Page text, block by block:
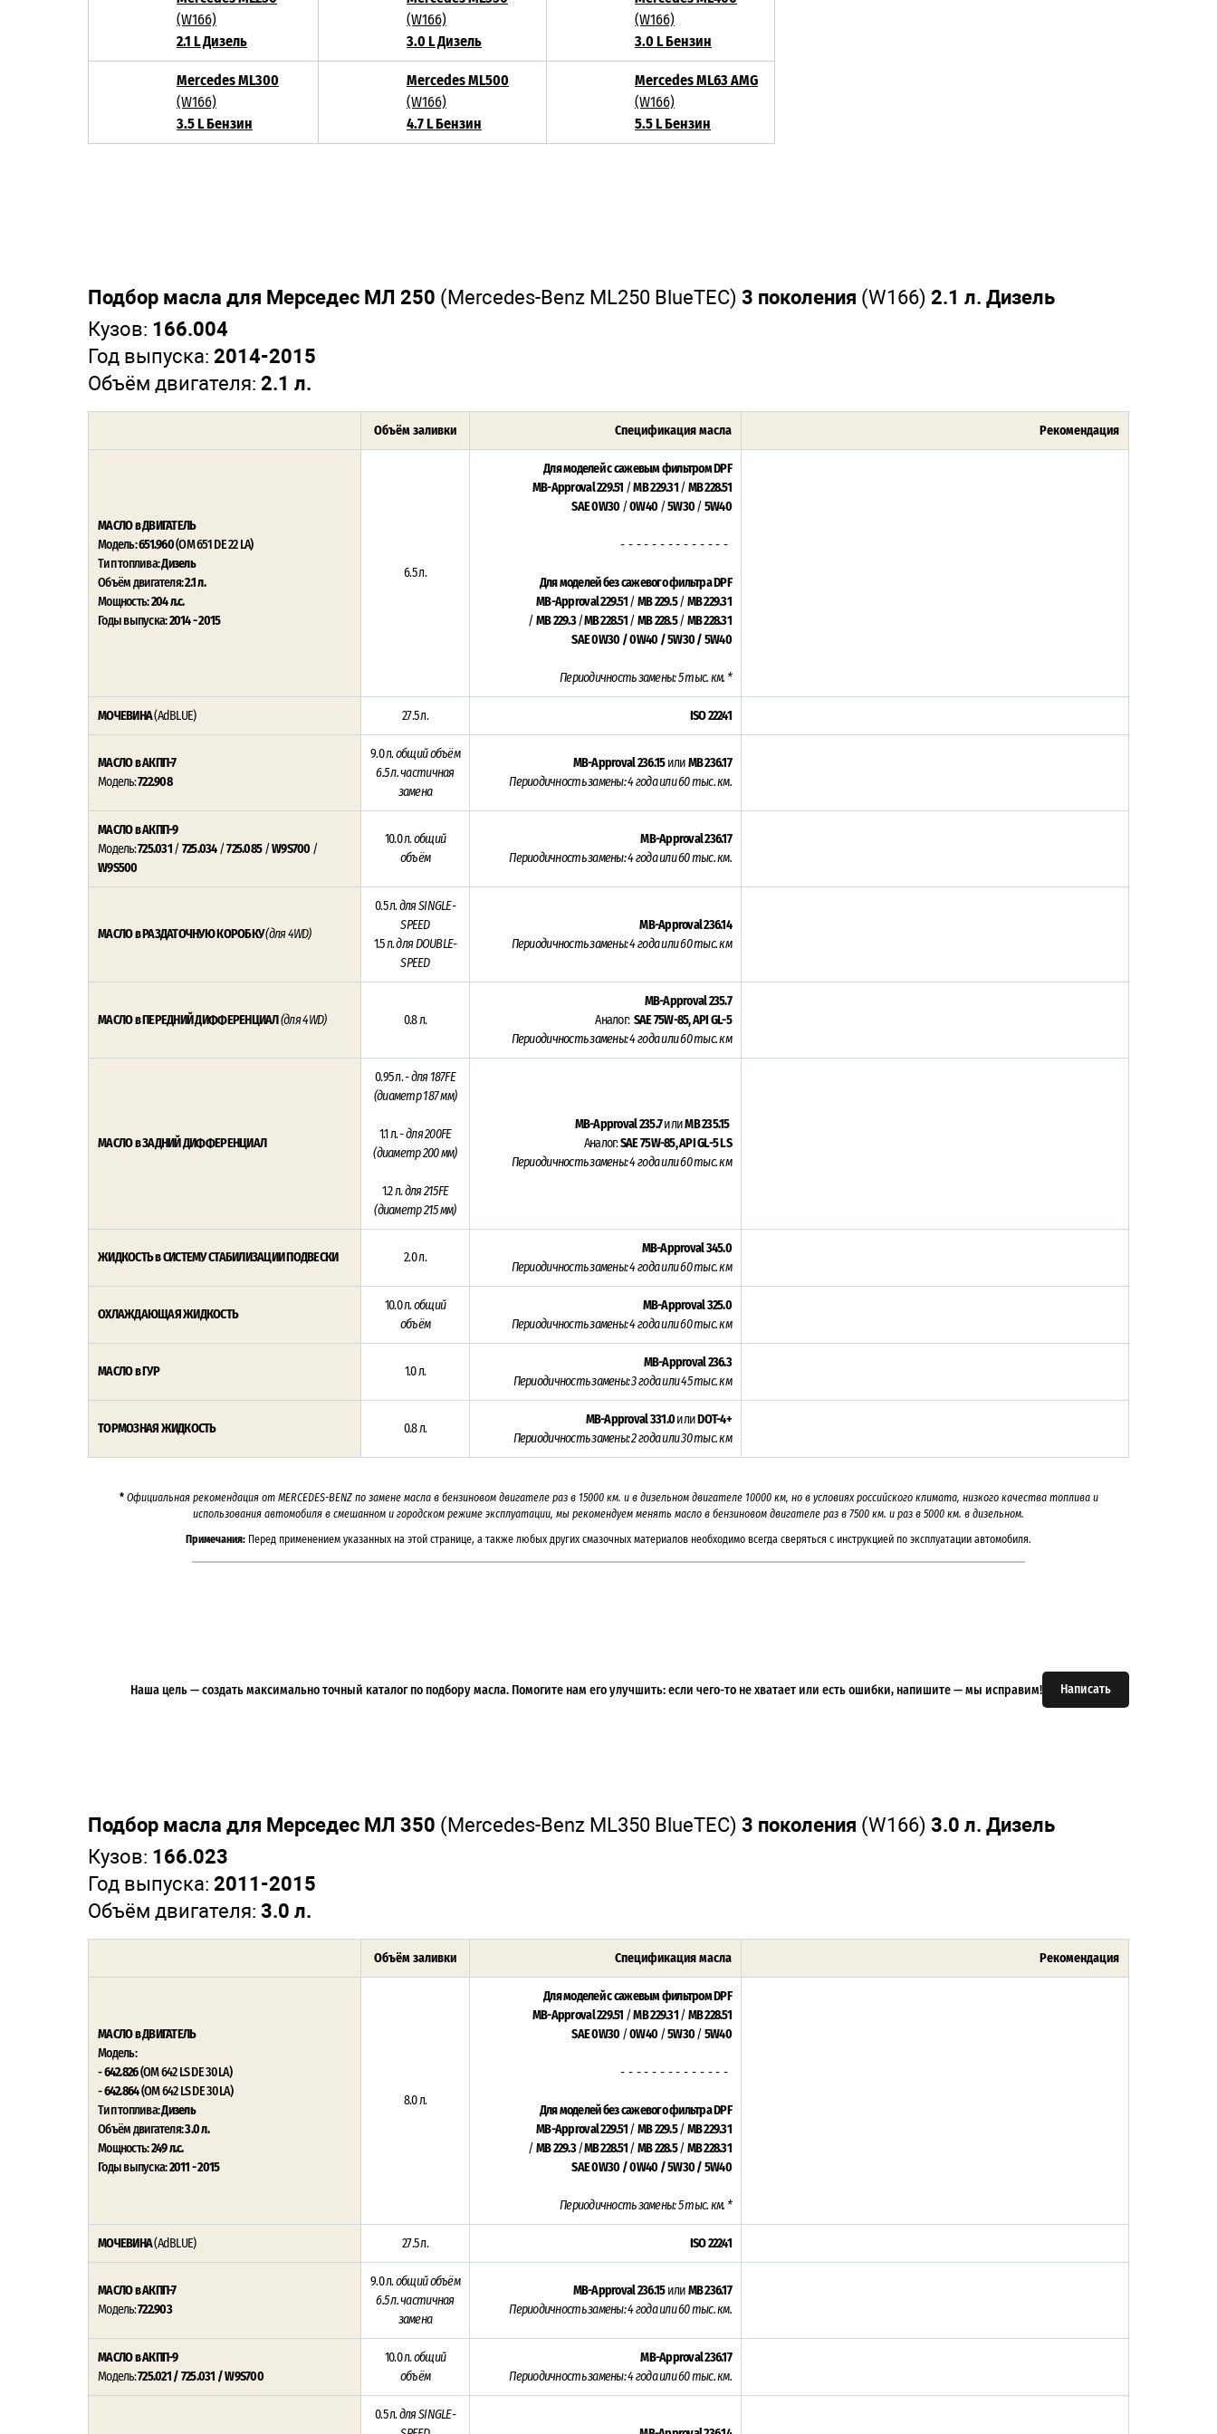
(W166)
2.1 L Дизель
(W166)
3.0 L Дизель
(W166)
3.0 L Бензин
Mercedes ML300
(W166)
3.5 L Бензин
Mercedes ML500
(W166)
4.7 L Бензин
Mercedes ML63 AMG
(W166)
5.5 L Бензин
Подбор масла для Мерседес МЛ 250 (Mercedes-Benz ML250 BlueTEC) 3 поколения (W166) 2.1 л. Дизель
Кузов: 166.004
Год выпуска: 2014-2015
Объём двигателя: 2.1 л.
Объём заливки Спецификация масла Рекомендация
МАСЛО в ДВИГАТЕЛЬ
Модель:651.960(OM 651 DE 22 LA)
Тип топлива:Дизель
Объём двигателя:2.1 л.
Мощность:204 л.с.
Годы выпуска:2014 - 2015
6.5 л.
Для моделей с сажевым фильтром DPF
MB-Approval 229.51 /MB 229.31/MB 228.51
SAE 0W30 /0W40 /5W30/5W40
- - - - - - - - - - - - - -
Для моделей без сажевого фильтра DPF
MB-Approval 229.51/MB 229.5/MB 229.31
/MB 229.3/MB 228.51/MB 228.5/MB 228.31
SAE 0W30 / 0W40 / 5W30 / 5W40
Периодичность замены:5 тыс. км. *
МОЧЕВИНА(AdBLUE) 27.5 л. ISO 22241
МАСЛО в АКПП-7
Модель:722.908
9.0 л.общий объём
6.5 л. частичная
замена
MB-Approval 236.15илиMB 236.17
Периодичность замены: 4 года или 60 тыс. км.
МАСЛО в АКПП-9
Модель:725.031/725.034/725.085/W9S700 /
W9S500
10.0 л.общий
объём
MB-Approval 236.17
Периодичность замены: 4 года или 60 тыс. км.
МАСЛО в РАЗДАТОЧНУЮ КОРОБКУ(для 4WD)
0.5 л.для SINGLE-
SPEED
1.5 л.для DOUBLE-
SPEED
MB-Approval 236.14
Периодичность замены: 4 года или 60 тыс. км
МАСЛО в ПЕРЕДНИЙ ДИФФЕРЕНЦИАЛ(для 4WD) 0.8 л.
MB-Approval235.7
Аналог: SAE 75W-85, API GL-5
Периодичность замены: 4 года или 60 тыс. км
МАСЛО в ЗАДНИЙ ДИФФЕРЕНЦИАЛ
0.95 л.- для 187FE
(диаметр 187 мм)
1.1 л.- для 200FE
(диаметр 200 мм)
1.2 л.для 215FE
(диаметр 215 мм)
MB-Approval 235.7илиMB 235.15
Аналог:SAE 75W-85, API GL-5 LS
Периодичность замены: 4 года или 60 тыс. км
ЖИДКОСТЬ в СИСТЕМУ СТАБИЛИЗАЦИИ ПОДВЕСКИ 2.0 л.
MB-Approval 345.0
Периодичность замены: 4 года или 60 тыс. км
ОХЛАЖДАЮЩАЯ ЖИДКОСТЬ
10.0 л.общий
объём
MB-Approval 325.0
Периодичность замены: 4 года или 60 тыс. км
МАСЛО в ГУР 1.0 л.
MB-Approval 236.3
Периодичность замены: 3 года или 45 тыс. км
ТОРМОЗНАЯ ЖИДКОСТЬ 0.8 л.
MB-Approval 331.0илиDOT-4+
Периодичность замены: 2 года или 30 тыс. км
* Официальная рекомендация от MERCEDES-BENZ по замене масла в бензиновом двигателе раз в 15000 км. и в дизельном двигателе 10000 км, но в условиях российского климата, низкого качества топлива и
использования автомобиля в смешанном и городском режиме эксплуатации, мы рекомендуем менять масло в бензиновом двигателе раз в 7500 км. и раз в 5000 км. в дизельном.
Примечания: Перед применением указанных на этой странице, а также любых других смазочных материалов необходимо всегда сверяться с инструкцией по эксплуатации автомобиля.
Написать
Наша цель — создать максимально точный каталог по подбору масла. Помогите нам его улучшить: если чего-то не хватает или есть ошибки, напишите — мы исправим!
Подбор масла для Мерседес МЛ 350 (Mercedes-Benz ML350 BlueTEC) 3 поколения (W166) 3.0 л. Дизель
Кузов: 166.023
Год выпуска: 2011-2015
Объём двигателя: 3.0 л.
Объём заливки Спецификация масла Рекомендация
МАСЛО в ДВИГАТЕЛЬ
Модель:
-642.826(OM 642 LS DE 30 LA)
-642.864(OM 642 LS DE 30 LA)
Тип топлива:Дизель
Объём двигателя:3.0 л.
Мощность:249 л.с.
Годы выпуска:2011 - 2015
8.0 л.
Для моделей с сажевым фильтром DPF
MB-Approval 229.51 /MB 229.31/MB 228.51
SAE 0W30 /0W40 /5W30/5W40
- - - - - - - - - - - - - -
Для моделей без сажевого фильтра DPF
MB-Approval 229.51/MB 229.5/MB 229.31
/MB 229.3/MB 228.51/MB 228.5/MB 228.31
SAE 0W30 / 0W40 / 5W30 / 5W40
Периодичность замены:5 тыс. км. *
МОЧЕВИНА(AdBLUE) 27.5 л. ISO 22241
МАСЛО в АКПП-7
Модель:722.903
9.0 л.общий объём
6.5 л. частичная
замена
MB-Approval 236.15илиMB 236.17
Периодичность замены: 4 года или 60 тыс. км.
МАСЛО в АКПП-9
Модель:725.021 / 725.031 / W9S700
10.0 л.общий
объём
MB-Approval 236.17
Периодичность замены: 4 года или 60 тыс. км.
0.5 л.для SINGLE-